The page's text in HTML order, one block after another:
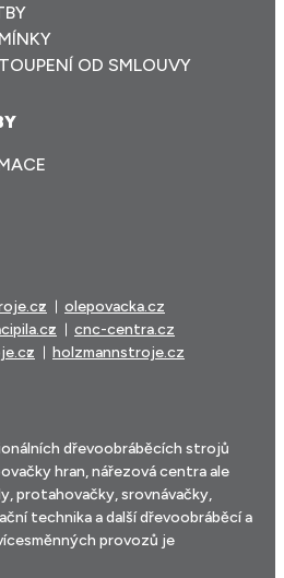
OD SMLOUVY
olepovacka.cz
cnc-centra.cz
holzmannstroje.cz
dřevoobráběcích strojů
hran, nářezová centra ale
protahovačky, srovnávačky,
technika a další dřevoobráběcí a
provozů je